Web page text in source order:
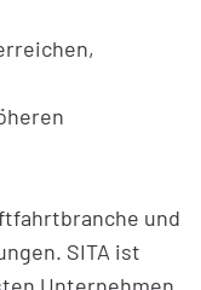
und
SITA ist